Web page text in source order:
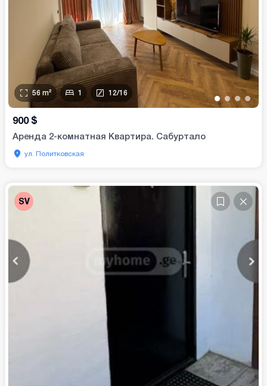
• • ••
56 m² 1 12/16
900 $
Аренда 2-комнатная Квартира. Сабуртало
ул. Политковская
SV